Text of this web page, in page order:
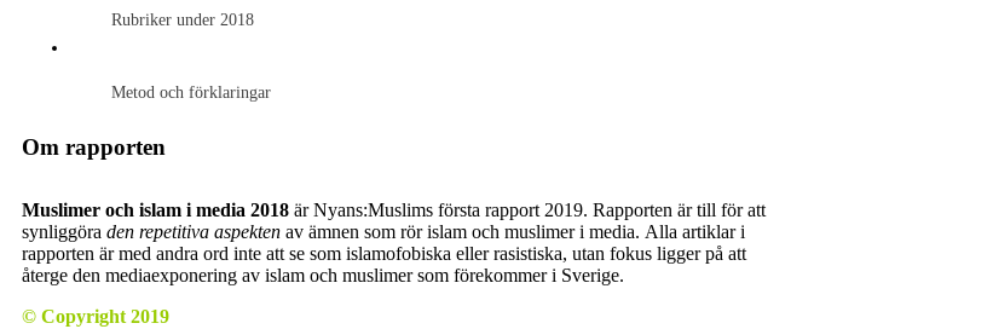
Rubriker under 2018
Metod och förklaringar
Om rapporten
Muslimer och islam i media 2018 är Nyans:Muslims första rapport 2019. Rapporten är till för att
synliggöra den repetitiva aspekten av ämnen som rör islam och muslimer i media. Alla artiklar i
rapporten är med andra ord inte att se som islamofobiska eller rasistiska, utan fokus ligger på att
återge den mediaexponering av islam och muslimer som förekommer i Sverige.
© Copyright 2019